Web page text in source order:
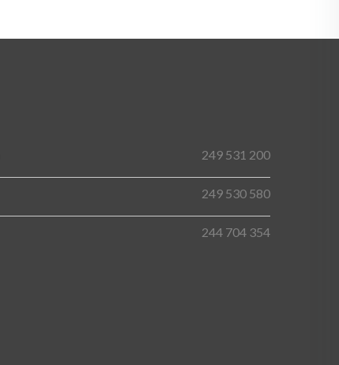
249 531 200
249 530 580
244 704 354